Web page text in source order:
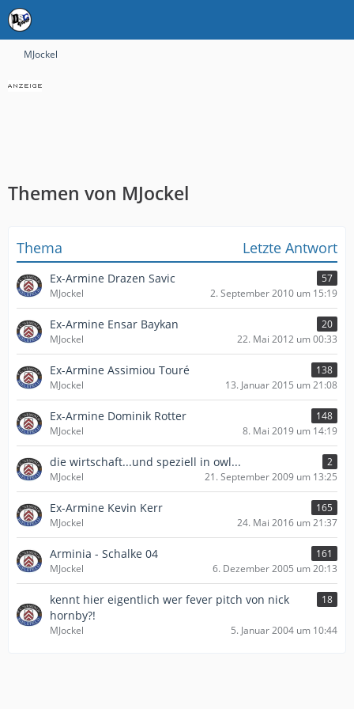
MJockel
Themen von MJockel
Thema Letzte Antwort
Ex-Armine Drazen Savic
57
MJockel
2. September 2010 um 15:19
Ex-Armine Ensar Baykan
20
MJockel
22. Mai 2012 um 00:33
Ex-Armine Assimiou Touré
138
MJockel
13. Januar 2015 um 21:08
Ex-Armine Dominik Rotter
148
MJockel
8. Mai 2019 um 14:19
die wirtschaft...und speziell in owl...
2
MJockel
21. September 2009 um 13:25
Ex-Armine Kevin Kerr
165
MJockel
24. Mai 2016 um 21:37
Arminia - Schalke 04
161
MJockel
6. Dezember 2005 um 20:13
kennt hier eigentlich wer fever pitch von nick
hornby?!
18
MJockel 5. Januar 2004 um 10:44